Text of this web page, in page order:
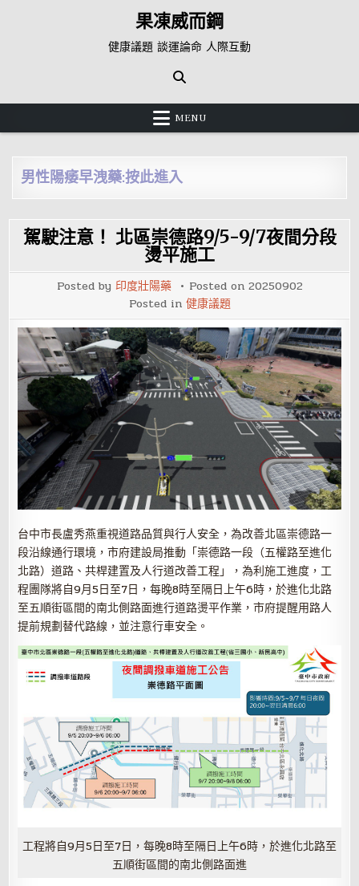
果凍威而鋼
健康議題 談運論命 人際互動
MENU
男性陽痿早洩藥:按此進入
駕駛注意！ 北區崇德路9/5-9/7夜間分段
燙平施工
Posted by 印度壯陽藥 Posted on 20250902
Posted in 健康議題
台中市長盧秀燕重視道路品質與行人安全，為改善北區崇德路一
段沿線通行環境，市府建設局推動「崇德路一段（五權路至進化
北路）道路、共桿建置及人行道改善工程」，為利施工進度，工
程團隊將自9月5日至7日，每晚8時至隔日上午6時，於進化北路
至五順街區間的南北側路面進行道路燙平作業，市府提醒用路人
提前規劃替代路線，並注意行車安全。
工程將自9月5日至7日，每晚8時至隔日上午6時，於進化北路至
五順街區間的南北側路面進